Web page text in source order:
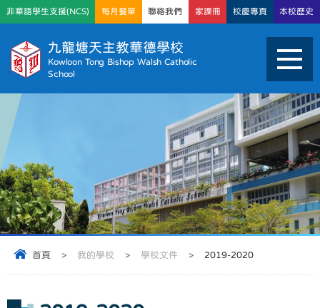
九龍塘天主教華德學校
Kowloon Tong Bishop Walsh Catholic
School
非華語學生支援(NCS) 每月餐單 聯絡我們 家課冊 校慶專頁 本校歷史
首頁 > 我的學校 > 學校文件 > 2019-2020